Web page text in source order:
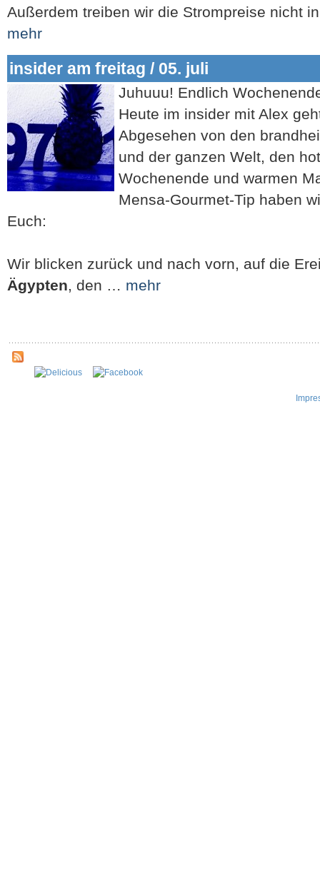
Außerdem treiben wir die Strompreise nicht
mehr
insider am freitag / 05. juli
Juhuuu! Endlich
Heute im insider mit Alex
Abgesehen von den
und der ganzen Welt, den
Wochenende und warmen
Mensa-Gourmet-Tip haben
Euch:
Wir blicken zurück und nach vorn, auf die
Ägypten, den … mehr